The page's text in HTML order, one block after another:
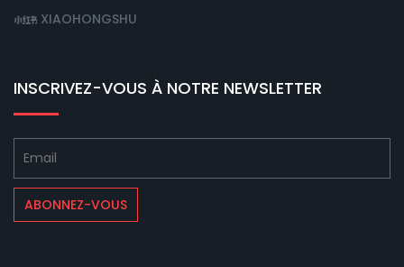
XIAOHONGSHU
INSCRIVEZ-VOUS À NOTRE NEWSLETTER